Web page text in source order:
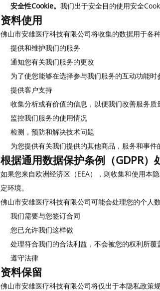
安全性Cookie。 我们出于安全目的使用安全
资料使用
佛山市安雄医疗科技有限公司将收集的数据用于各
提供和维护我们的服务
通知您有关我们服务的更改
为了使您能够在选择参与我们服务的互动功能时
提供客户支持
收集分析或有价值的信息，以便我们改善服务质
监控我们服务的使用情况
检测，预防和解决技术问题
为您提供有关我们提供的其他商品，服务和事
根据通用数据保护条例（GDPR
如果您来自欧洲经济区（EEA），则收集和使用本
定环境。
佛山市安雄医疗科技有限公司可能会处理您的个人
我们需要与您签订合同
您已允许我们这样做
处理符合我们的合法利益，不会被您的权利所覆
遵守法律
资料保留
佛山市安雄医疗科技有限公司将仅出于本隐私政策